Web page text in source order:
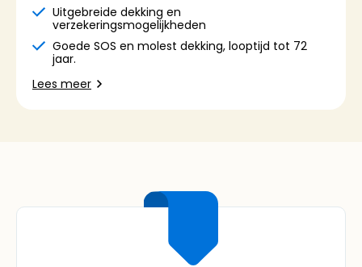
Uitgebreide dekking en
verzekeringsmogelijkheden
Goede SOS en molest dekking, looptijd tot 72
jaar.
Lees meer